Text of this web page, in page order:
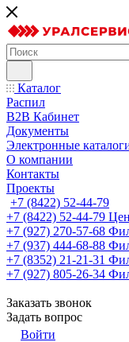
Каталог
Распил
B2B Кабинет
Документы
Электронные
О компании
Контакты
Проекты
+7 (8422) 52-44-79
+7 (8422) 52-44-79
+7 (927) 270-57-68
+7 (937) 444-68-88
+7 (8352) 21-21-31
+7 (927) 805-26-34
Заказать звонок
Задать вопрос
Войти